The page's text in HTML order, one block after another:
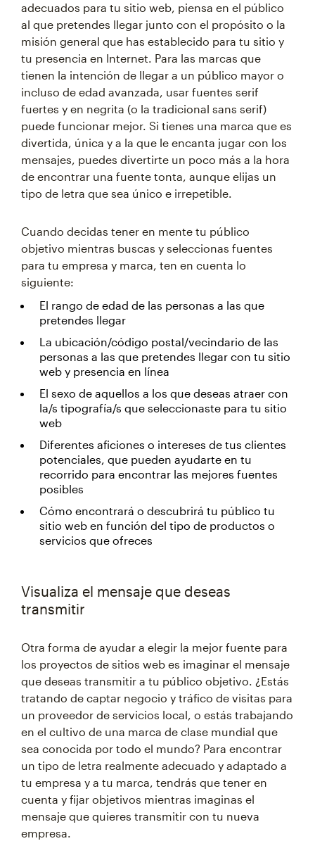
adecuados para tu sitio web, piensa en el público
al que pretendes llegar junto con el propósito o la
misión general que has establecido para tu sitio y
tu presencia en Internet. Para las marcas que
tienen la intención de llegar a un público mayor o
incluso de edad avanzada, usar fuentes serif
fuertes y en negrita (o la tradicional sans serif)
puede funcionar mejor. Si tienes una marca que es
divertida, única y a la que le encanta jugar con los
mensajes, puedes divertirte un poco más a la hora
de encontrar una fuente tonta, aunque elijas un
tipo de letra que sea único e irrepetible.
Cuando decidas tener en mente tu público
objetivo mientras buscas y seleccionas fuentes
para tu empresa y marca, ten en cuenta lo
siguiente:
El rango de edad de las personas a las que
pretendes llegar
La ubicación/código postal/vecindario de las
personas a las que pretendes llegar con tu sitio
web y presencia en línea
El sexo de aquellos a los que deseas atraer con
la/s tipografía/s que seleccionaste para tu sitio
web
Diferentes aficiones o intereses de tus clientes
potenciales, que pueden ayudarte en tu
recorrido para encontrar las mejores fuentes
posibles
Cómo encontrará o descubrirá tu público tu
sitio web en función del tipo de productos o
servicios que ofreces
Visualiza el mensaje que deseas
transmitir
Otra forma de ayudar a elegir la mejor fuente para
los proyectos de sitios web es imaginar el mensaje
que deseas transmitir a tu público objetivo. ¿Estás
tratando de captar negocio y tráfico de visitas para
un proveedor de servicios local, o estás trabajando
en el cultivo de una marca de clase mundial que
sea conocida por todo el mundo? Para encontrar
un tipo de letra realmente adecuado y adaptado a
tu empresa y a tu marca, tendrás que tener en
cuenta y fijar objetivos mientras imaginas el
mensaje que quieres transmitir con tu nueva
empresa.